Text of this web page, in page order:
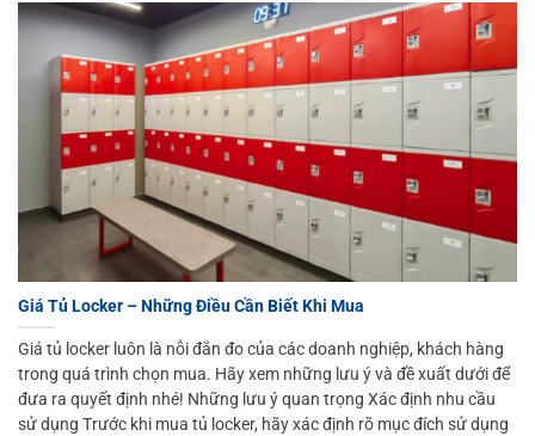
Giá Tủ Locker – Những Điều Cần Biết Khi Mua
Giá tủ locker luôn là nỗi đắn đo của các doanh nghiệp, khách hàng
trong quá trình chọn mua. Hãy xem những lưu ý và đề xuất dưới để
đưa ra quyết định nhé! Những lưu ý quan trọng Xác định nhu cầu
sử dụng Trước khi mua tủ locker, hãy xác định rõ mục đích sử dụng